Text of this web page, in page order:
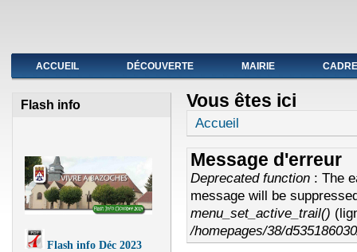
Fermeture de l'agence postale du 19 au avril
ACCUEIL DÉCOUVERTE MAIRIE
Flash info
Flash info Déc 2023
Vous êtes ici
Accueil
Message d'erreur
Deprecated function: The
message will be
menu_set_active_trail()
/homepages/38/